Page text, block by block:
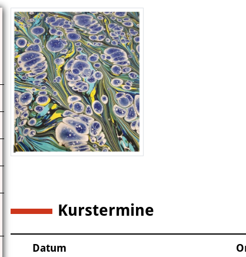
Das Miteinander an der Kunstschule
Das Kunstschulgebäude
Freunde und Kooperationspartner
Kontakt | Öffnungszeiten
Anfahrt
Kurstermine
Datum